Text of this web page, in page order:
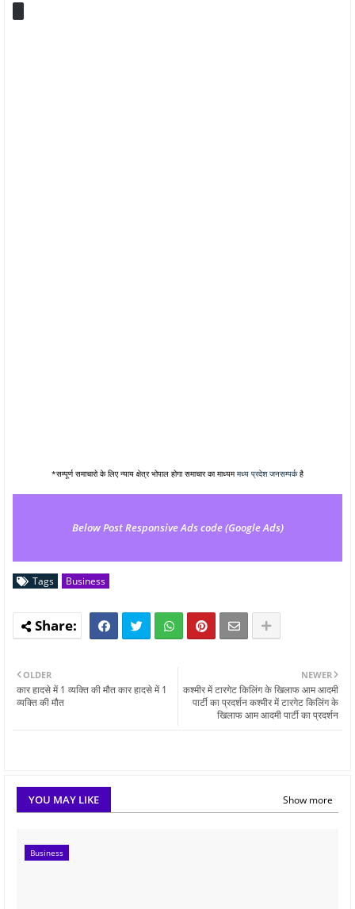
*सम्पूर्ण समाचारो के लिए न्याय क्षेत्र भोपाल होगा समाचार का माध्यममध्य प्रदेश जनसम्पर्कहै
Below Post Responsive Ads code (Google Ads)
Tags Business
NEWER
कश्मीर में टारगेट किलिंग के खिलाफ आम आदमी
पार्टी का प्रदर्शन कश्मीर में टारगेट किलिंग के
खिलाफ आम आदमी पार्टी का प्रदर्शन
OLDER
कार हादसे में 1 व्यक्ति की मौत कार हादसे में 1
व्यक्ति की मौत
YOU MAY LIKE Show more
Business